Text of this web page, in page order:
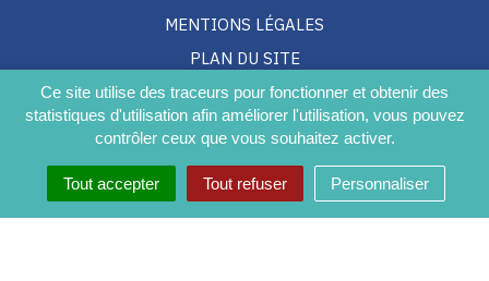
Ce site utilise des traceurs pour fonctionner et obtenir des
statistiques d'utilisation afin améliorer l'utilisation, vous pouvez
contrôler ceux que vous souhaitez activer.
Tout accepter Tout refuser Personnaliser
MENTIONS LÉGALES
PLAN DU SITE
CRÉDITS
ACCESSIBILITÉ DU SITE